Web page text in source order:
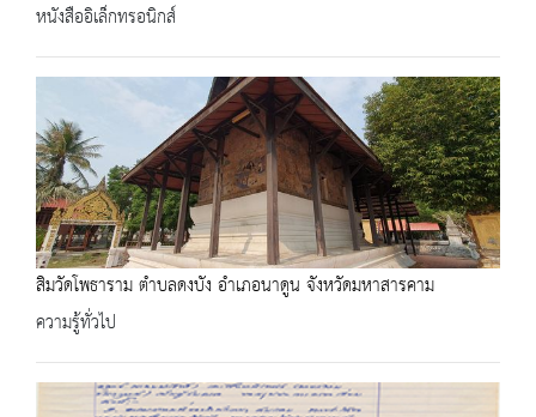
หนังสืออิเล็กทรอนิกส์
สิมวัดโพธาราม ตำบลดงบัง อำเภอนาดูน จังหวัดมหาสารคาม
ความรู้ทั่วไป